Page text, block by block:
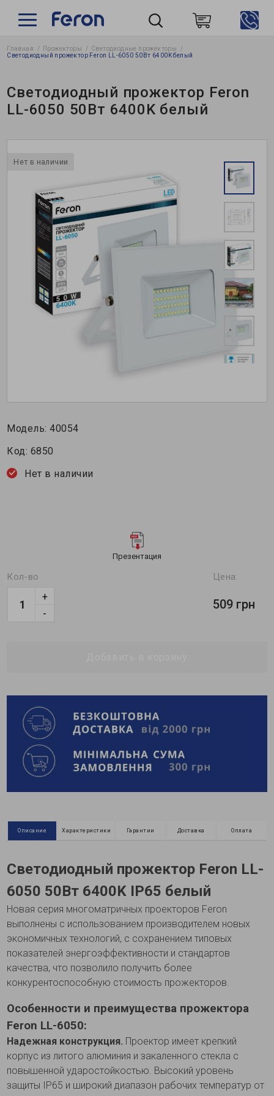
Главная Прожекторы
Светодиодные прожекторы
Светодиодный прожектор Feron LL-6050 50Вт 6400K белый
Светодиодный прожектор Feron
LL-6050 50Вт 6400K белый
Нет в наличии
Модель:40054
Код: 6850
Нет в наличии
Презентация
Кол-во
-
+
Цена:
509 грн
Описание Характеристики Гарантии Доставка Оплата
Светодиодный прожектор Feron LL-
6050 50Вт 6400K IP65 белый
Новая серия многоматричных проекторов Feron
выполнены с использованием производителем новых
экономичных технологий, с сохранением типовых
показателей энергоэффективности и стандартов
качества, что позволило получить более
конкурентоспособную стоимость прожекторов.
Особенности и преимущества прожектора
Feron LL-6050:
Надежная конструкция. Проектор имеет крепкий
корпус из литого алюминия и закаленного стекла с
повышенной ударостойкостью. Высокий уровень
защиты IP65 и широкий диапазон рабочих температур от